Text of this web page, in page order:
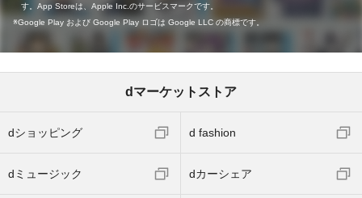
す。App Storeは、Apple Inc.のサービスマークです。
Google Play および Google Play ロゴは Google LLC の商標です。
dマーケットストア
dショッピング d fashion
dミュージック dカーシェア